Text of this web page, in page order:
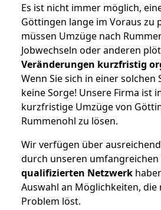
Es ist nicht immer möglich,
Göttingen lange im Voraus zu
müssen Umzüge nach
Jobwechseln oder anderen
Veränderungen kurzfristig
Wenn Sie sich in einer
keine Sorge! Unsere Firma ist
kurzfristige Umzüge von
Rummenohl zu lösen.
Wir verfügen über
durch unseren umfangreichen
qualifizierten Netzwerk
Auswahl an Möglichkeiten, die
Problem löst.